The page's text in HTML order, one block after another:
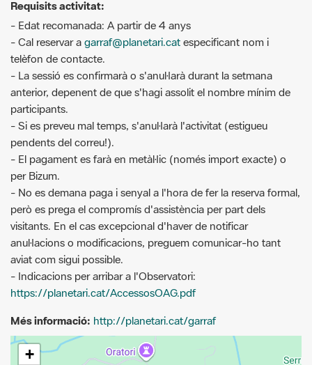
telèfon de contacte.
- La sessió es confirmarà o s'anul·larà durant la setmana
anterior, depenent de que s'hagi assolit el nombre mínim de
participants.
- Si es preveu mal temps, s'anul·larà l'activitat (estigueu
pendents del correu!).
- El pagament es farà en metàl·lic (només import exacte) o
per Bizum.
- No es demana paga i senyal a l'hora de fer la reserva formal,
però es prega el compromís d'assistència per part dels
visitants. En el cas excepcional d'haver de notificar
anul·lacions o modificacions, preguem comunicar-ho tant
aviat com sigui possible.
- Indicacions per arribar a l'Observatori:
https://planetari.cat/AccessosOAG.pdf
Més informació:
http://planetari.cat/garraf
+
−